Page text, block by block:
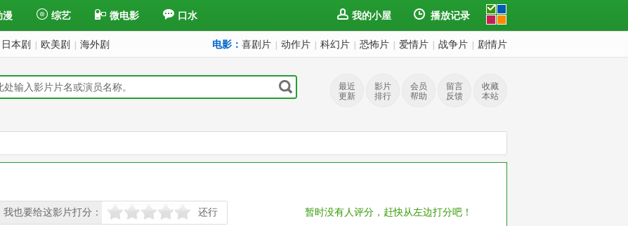
漫 综艺 微电影 口水 我的小屋 播放记录
日本剧 欧美剧 海外剧 电影： 喜剧片 动作片 科幻片 恐怖片 爱情片 战争片 剧情片
最近
更新
影片
排行
会员
帮助
留言
反馈
收藏
本站
暂时没有人评分，赶快从左边打分吧！
我也要给这影片打分：
很差较差 还行推荐 力荐 还行